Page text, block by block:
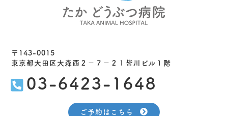
〒143-0015
東京都大田区大森西２−７−２１皆川ビル１階
03-6423-1648
ご予約はこちら